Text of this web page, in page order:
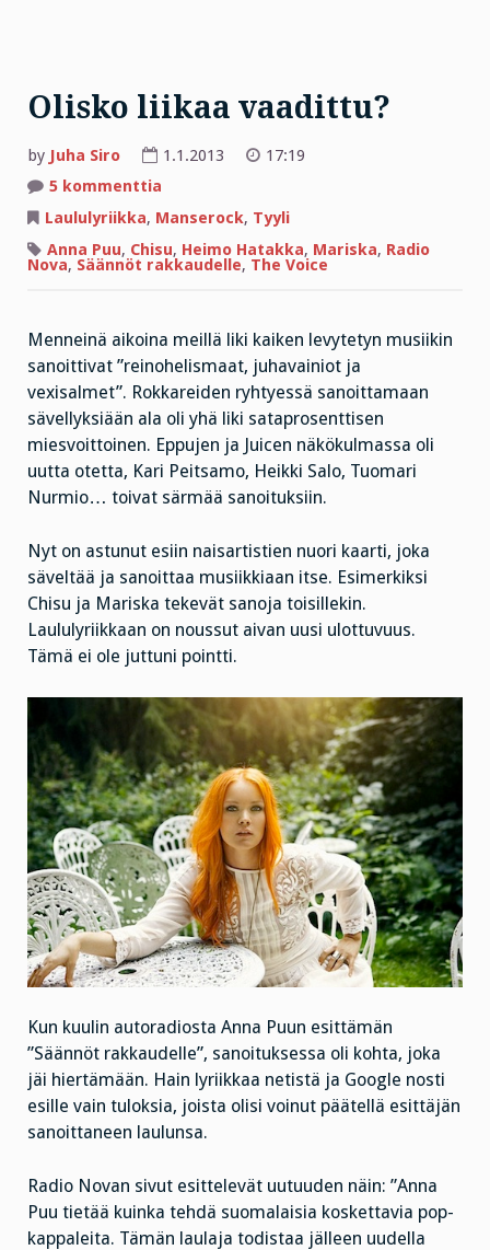
Olisko liikaa vaadittu?
by Juha Siro 1.1.2013
17:19
5 kommenttia
liikaa
Laululyriikka, Manserock, Tyyli
Anna Puu, Chisu, Heimo Hatakka, Mariska, Radio
Nova, Säännöt rakkaudelle, The Voice
Menneinä aikoina meillä liki kaiken levytetyn musiikin
sanoittivat ”reinohelismaat, juhavainiot ja
vexisalmet”. Rokkareiden ryhtyessä sanoittamaan
sävellyksiään ala oli yhä liki sataprosenttisen
miesvoittoinen. Eppujen ja Juicen näkökulmassa oli
uutta otetta, Kari Peitsamo, Heikki Salo, Tuomari
Nurmio… toivat särmää sanoituksiin.
Nyt on astunut esiin naisartistien nuori kaarti, joka
säveltää ja sanoittaa musiikkiaan itse. Esimerkiksi
Chisu ja Mariska tekevät sanoja toisillekin.
Laululyriikkaan on noussut aivan uusi ulottuvuus.
Tämä ei ole juttuni pointti.
Kun kuulin autoradiosta Anna Puun esittämän
”Säännöt rakkaudelle”, sanoituksessa oli kohta, joka
jäi hiertämään. Hain lyriikkaa netistä ja Google nosti
esille vain tuloksia, joista olisi voinut päätellä esittäjän
sanoittaneen laulunsa.
Radio Novan sivut esittelevät uutuuden näin: ”Anna
Puu tietää kuinka tehdä suomalaisia koskettavia pop-
kappaleita. Tämän laulaja todistaa jälleen uudella